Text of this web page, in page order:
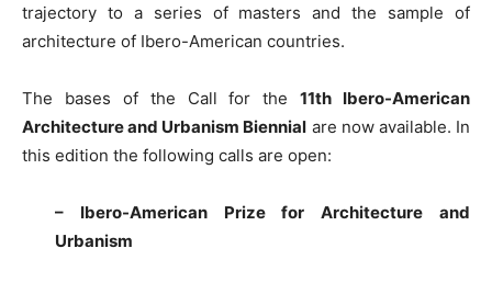
trajectory to a series of masters and the sample of
architecture of Ibero-American countries.
The bases of the Call for the11th Ibero-American
Architecture and Urbanism Biennial are now available. In
this edition the following calls are open:
– Ibero-American Prize for Architecture and
Urbanism